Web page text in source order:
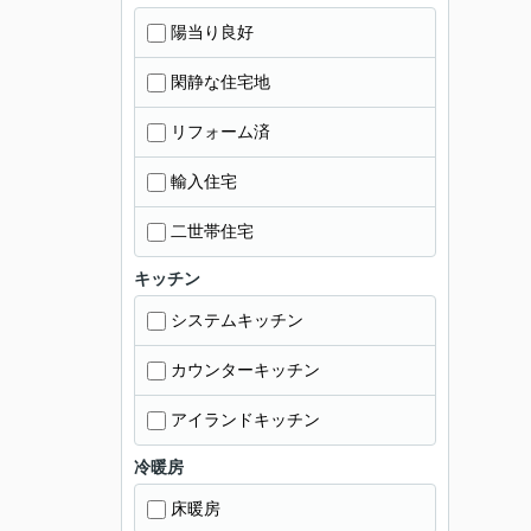
陽当り良好
閑静な住宅地
リフォーム済
輸入住宅
二世帯住宅
キッチン
システムキッチン
カウンターキッチン
アイランドキッチン
冷暖房
床暖房